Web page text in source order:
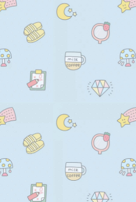
this.randomNum(0,
this.randomNum(0,
* Math.PI
= 0; i <